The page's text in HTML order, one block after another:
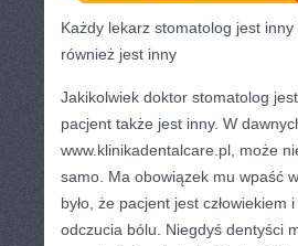
Każdy lekarz stomatolog jest
również jest inny
Jakikolwiek doktor stomatolog
pacjent także jest inny. W
www.klinikadentalcare.pl, może
samo. Ma obowiązek mu wpaść
było, że pacjent jest
odczucia bólu. Niegdyś dentyści